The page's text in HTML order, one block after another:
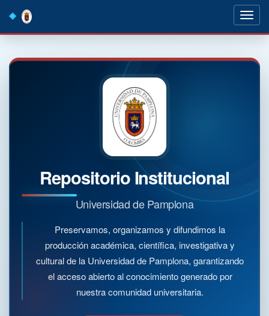
navigation
Repositorio Institucional
Universidad de Pamplona
Preservamos, organizamos y difundimos la
producción académica, científica, investigativa y
cultural de la Universidad de Pamplona, garantizando
el acceso abierto al conocimiento generado por
nuestra comunidad universitaria.